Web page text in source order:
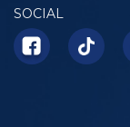
SOCIAL